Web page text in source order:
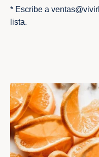
* Escribe a
lista.